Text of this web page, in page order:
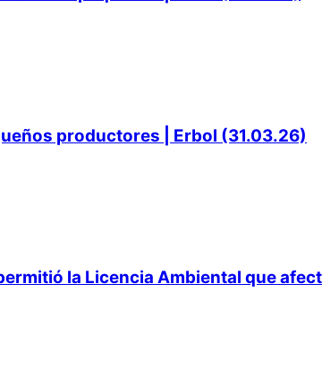
productores | Erbol (31.03.26)
la Licencia Ambiental que